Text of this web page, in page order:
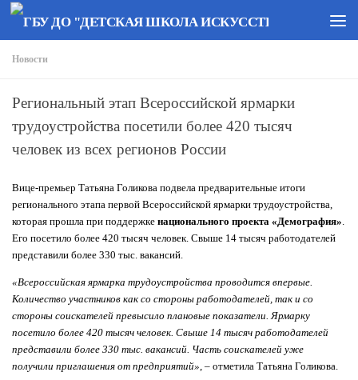
Перейти к содержимому
Новости
Региональный этап Всероссийской ярмарки
трудоустройства посетили более 420 тысяч
человек из всех регионов России
Вице-премьер Татьяна Голикова подвела предварительные итоги
регионального этапа первой Всероссийской ярмарки трудоустройства,
которая прошла при поддержке национального проекта «Демография».
Его посетило более 420 тысяч человек. Свыше 14 тысяч работодателей
представили более 330 тыс. вакансий.
«Всероссийская ярмарка трудоустройства проводится впервые.
Количество участников как со стороны работодателей, так и со
стороны соискателей превысило плановые показатели. Ярмарку
посетило более 420 тысяч человек. Свыше 14 тысяч работодателей
представили более 330 тыс. вакансий. Часть соискателей уже
получили приглашения от предприятий», – отметила Татьяна Голикова.